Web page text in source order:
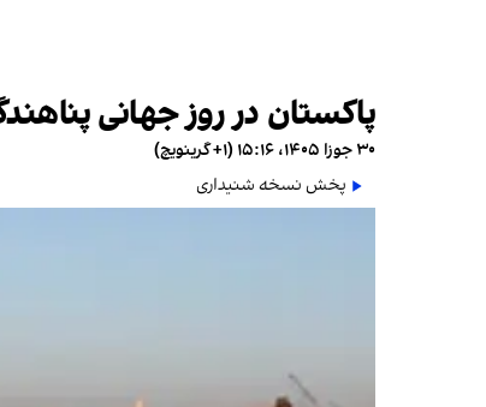
پاکستان در روز جهانی پناهندگان نزدیک به ۳
۳۰ جوزا ۱۴۰۵، ۱۵:۱۶ (‎+۱ گرینویچ)
پخش نسخه شنیداری